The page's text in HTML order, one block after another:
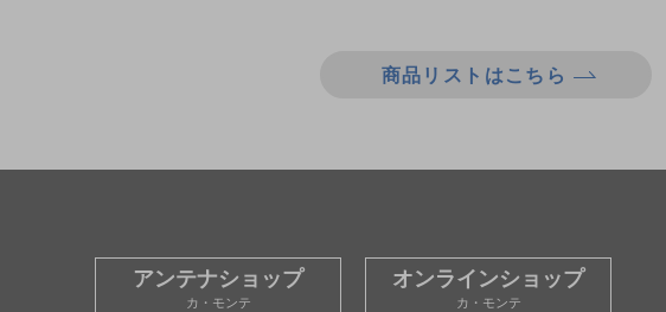
商品リストはこちら
アンテナショップ
カ・モンテ
オンラインショップ
カ・モンテ